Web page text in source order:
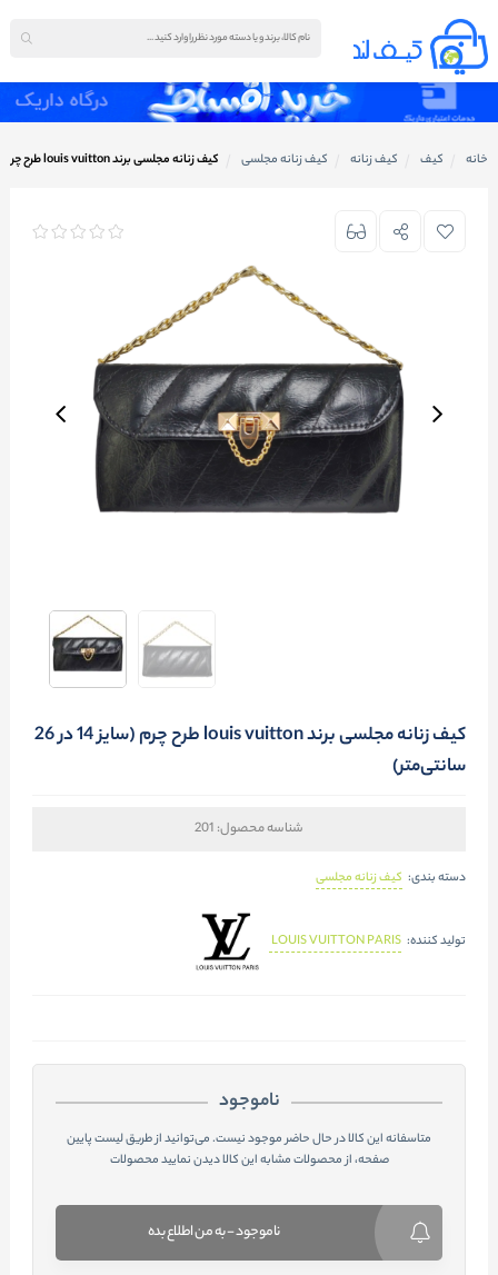
خانه کیف کیف زنانه کیف زنانه مجلسی کیف زنانه مجلسی برند louis vuitton طرح چرم (سایز 14 در 26 سانتی‌متر)
کیف زنانه مجلسی برند louis vuitton طرح چرم (سایز 14 در 26
سانتی‌متر)
شناسه محصول: 201
دسته بندی: کیف زنانه مجلسی
تولید کننده: LOUIS VUITTON PARIS
ناموجود
متاسفانه این کالا در حال حاضر موجود نیست. می‌توانید از طریق لیست پایین
صفحه، از محصولات مشابه این کالا دیدن نمایید محصولات
ناموجود - به من اطلاع بده